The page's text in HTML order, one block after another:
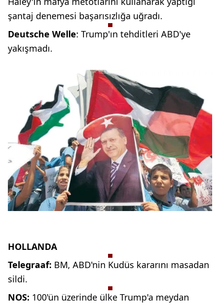
şantaj denemesi başarısızlığa uğradı.
Deutsche Welle: Trump'ın tehditleri ABD'ye
yakışmadı.
HOLLANDA
Telegraaf: BM, ABD'nin Kudüs kararını masadan
sildi.
NOS: 100'ün üzerinde ülke Trump'a meydan